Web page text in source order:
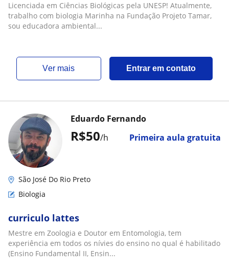
Licenciada em Ciências Biológicas pela UNESP! Atualmente,
trabalho com biologia Marinha na Fundação Projeto Tamar,
sou educadora ambiental...
ver mais Entrar em contato
R$50/h Primeira aula gratuita
Eduardo Fernando
São José Do Rio Preto
Biologia
curriculo lattes
Mestre em Zoologia e Doutor em Entomologia, tem
experiência em todos os nívies do ensino no qual é habilitado
(Ensino Fundamental II, Ensin...